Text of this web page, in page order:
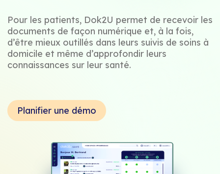
Pour les patients, Dok2U permet de recevoir les
documents de façon numérique et, à la fois,
d’être mieux outillés dans leurs suivis de soins à
domicile et même d’approfondir leurs
connaissances sur leur santé.
Planifier une démo